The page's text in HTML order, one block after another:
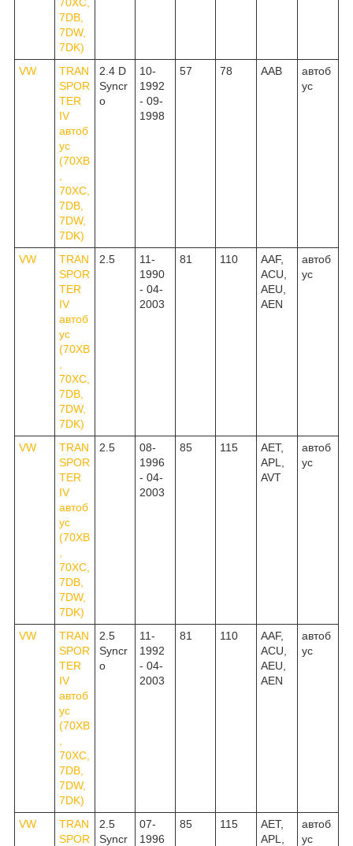
7DB,
7DW,
7DK)
VW
TRAN
SPOR
TER
IV
автоб
ус
(70XB
70XC,
7DB,
7DW,
7DK)
2.4 D
Syncr
o
10-
1992
- 09-
1998
57 78 AAB
автоб
ус
VW
TRAN
SPOR
TER
IV
автоб
ус
(70XB
70XC,
7DB,
7DW,
7DK)
2.5
11-
1990
- 04-
2003
81 110
AAF,
ACU,
AEU,
AEN
автоб
ус
VW
TRAN
SPOR
TER
IV
автоб
ус
(70XB
70XC,
7DB,
7DW,
7DK)
2.5
08-
1996
- 04-
2003
85 115
AET,
APL,
AVT
автоб
ус
VW
TRAN
SPOR
TER
IV
автоб
ус
(70XB
70XC,
7DB,
7DW,
7DK)
2.5
Syncr
o
11-
1992
- 04-
2003
81 110
AAF,
ACU,
AEU,
AEN
автоб
ус
VW
TRAN
SPOR
2.5
Syncr
07-
1996
85 115
AET,
APL,
автоб
ус